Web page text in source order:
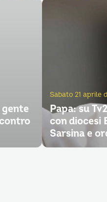
gente
Sabato 21 aprile
Papa: su
con diocesi
Sarsina e